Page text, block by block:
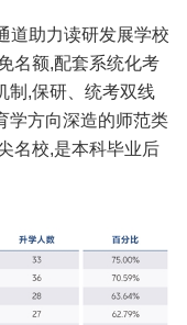
助力读研发展学校
名额,配套系统化考
制,保研、统考双线
学方向深造的师范类
名校,是本科毕业后